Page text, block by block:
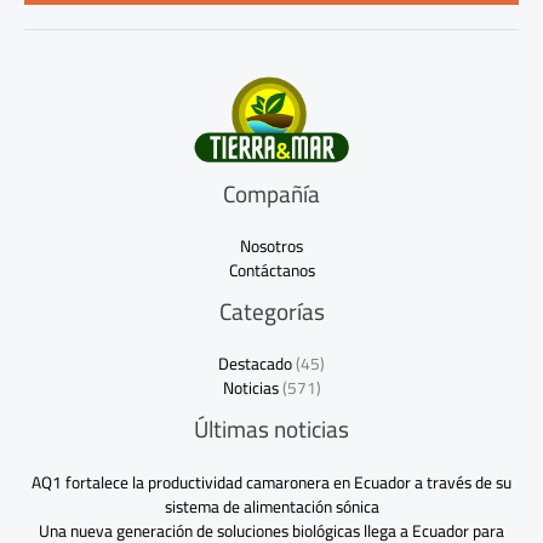
*
Compañía
Nosotros
Contáctanos
Categorías
Destacado(45)
Noticias(571)
Últimas noticias
AQ1 fortalece la productividad camaronera en Ecuador a través de su
sistema de alimentación sónica
Una nueva generación de soluciones biológicas llega a Ecuador para